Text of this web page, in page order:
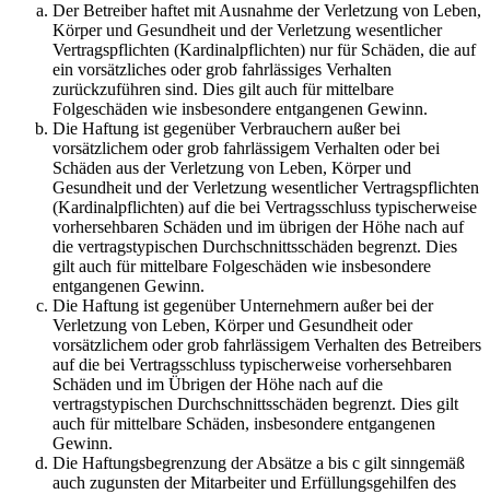
Der Betreiber haftet mit Ausnahme der Verletzung von Leben,
Körper und Gesundheit und der Verletzung wesentlicher
Vertragspflichten (Kardinalpflichten) nur für Schäden, die auf
ein vorsätzliches oder grob fahrlässiges Verhalten
zurückzuführen sind. Dies gilt auch für mittelbare
Folgeschäden wie insbesondere entgangenen Gewinn.
Die Haftung ist gegenüber Verbrauchern außer bei
vorsätzlichem oder grob fahrlässigem Verhalten oder bei
Schäden aus der Verletzung von Leben, Körper und
Gesundheit und der Verletzung wesentlicher Vertragspflichten
(Kardinalpflichten) auf die bei Vertragsschluss typischerweise
vorhersehbaren Schäden und im übrigen der Höhe nach auf
die vertragstypischen Durchschnittsschäden begrenzt. Dies
gilt auch für mittelbare Folgeschäden wie insbesondere
entgangenen Gewinn.
Die Haftung ist gegenüber Unternehmern außer bei der
Verletzung von Leben, Körper und Gesundheit oder
vorsätzlichem oder grob fahrlässigem Verhalten des Betreibers
auf die bei Vertragsschluss typischerweise vorhersehbaren
Schäden und im Übrigen der Höhe nach auf die
vertragstypischen Durchschnittsschäden begrenzt. Dies gilt
auch für mittelbare Schäden, insbesondere entgangenen
Gewinn.
Die Haftungsbegrenzung der Absätze a bis c gilt sinngemäß
auch zugunsten der Mitarbeiter und Erfüllungsgehilfen des